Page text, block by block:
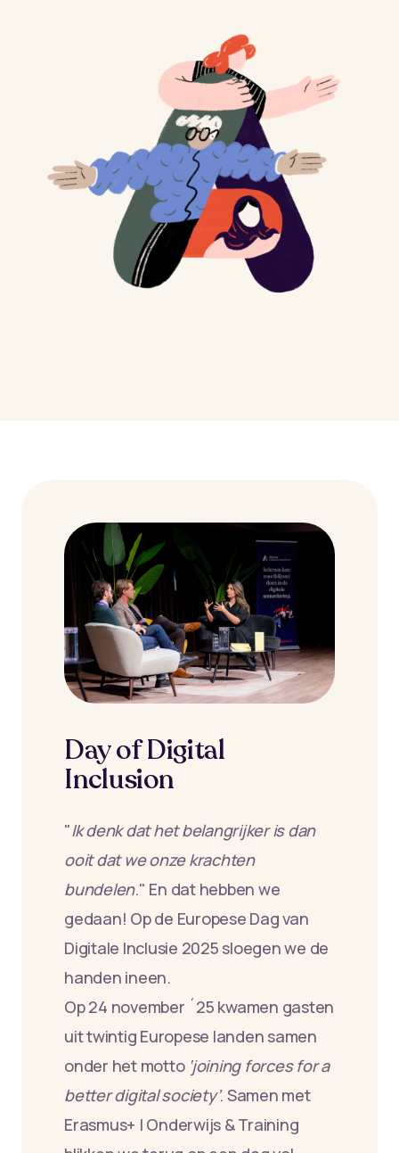
Day of Digital
Inclusion
"Ik denk dat het belangrijker is dan
ooit dat we onze krachten
bundelen." En dat hebben we
gedaan! Op de Europese Dag van
Digitale Inclusie 2025 sloegen we de
handen ineen.
Op 24 november ´25 kwamen gasten
uit twintig Europese landen samen
onder het motto ‘joining forces for a
better digital society’. Samen met
Erasmus+ | Onderwijs & Training